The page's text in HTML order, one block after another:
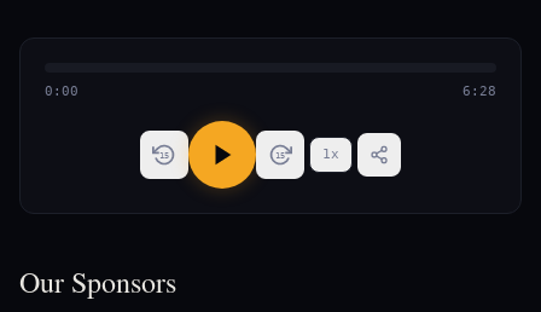
0:00 6:28
15 15 1x
Our Sponsors